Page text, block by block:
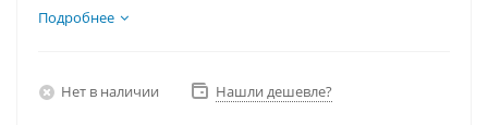
Видеокарта RTX 4060Ti 8Гб, Память DDR4 16Gb,
Подробнее
Нет в наличии Нашли дешевле?